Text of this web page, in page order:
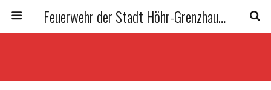
Feuerwehr der Stadt Höhr-Grenzhausen